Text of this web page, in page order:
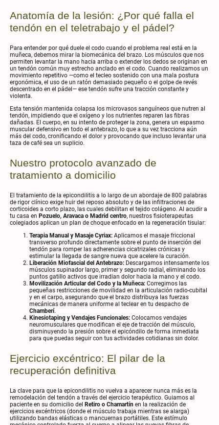
Anatomía de la lesión: ¿Por qué falla el
tendón en el teletrabajo y el pádel?
Para entender por qué duele el codo cuando el problema real está en la
muñeca, debemos mirar la biomecánica del brazo. Los músculos que nos
permiten levantar la mano hacia arriba o extender los dedos se originan en
un tendón común muy estrecho anclado en el codo. Cuando realizamos un
movimiento repetitivo —como el tecleo sostenido con una mala postura
ergonómica, el uso de un ratón demasiado pequeño o el golpe de revés
descentrado en el pádel— ese tendón sufre una tracción constante y
violenta.
Esta tensión mantenida colapsa los microvasos sanguíneos que nutren al
tendón, impidiendo que el oxígeno y los nutrientes reparen las fibras
dañadas. El cuerpo, en su intento de proteger la zona, genera un espasmo
muscular defensivo en todo el antebrazo, lo que a su vez tracciona aún
más del codo, cronificando el dolor y provocando que incluso levantar una
taza de café sea un suplicio.
Nuestro protocolo avanzado de
tratamiento a domicilio
El tratamiento de la epicondilitis a lo largo de un abordaje de 800 palabras
de rigor clínico exige huir del reposo absoluto y de las infiltraciones de
corticoides a corto plazo, las cuales debilitan el tejido colágeno. Al acudir a
tu casa en Pozuelo, Aravaca o Madrid centro, nuestros fisioterapeutas
colegiados aplican un plan de choque enfocado en la regeneración tisular:
Terapia Manual y Masaje Cyriax: Aplicamos el masaje friccional
transverso profundo directamente sobre el punto de inserción del
tendón para romper las adherencias cicatrizales crónicas y
estimular la llegada de sangre nueva que acelere la curación.
Liberación Miofascial del Antebrazo: Descargamos intensamente los
músculos supinador largo, primer y segundo radial, eliminando los
puntos gatillo activos que irradian dolor hacia la mano y el codo.
Movilización Articular del Codo y la Muñeca: Corregimos las
pequeñas restricciones de movilidad en la articulación radio-cubital
y en el carpo, asegurando que el brazo distribuya las fuerzas
mecánicas de manera uniforme al teclear en tu despacho de
Chamberí.
Kinesiotaping y Vendajes Funcionales: Colocamos vendajes
neuromusculares que modifican el eje de tracción del músculo,
disminuyendo la presión sobre el epicóndilo de forma inmediata
para que puedas seguir con tus actividades cotidianas sin dolor.
Ejercicio excéntrico: El pilar de la
recuperación definitiva
La clave para que la epicondilitis no vuelva a aparecer nunca más es la
remodelación del tendón a través del ejercicio terapéutico. Guiamos al
paciente en su domicilio del Retiro o Chamartín en la realización de
ejercicios excéntricos (donde el músculo trabaja mientras se alarga)
utilizando bandas elásticas o mancuernas portátiles. Este estímulo